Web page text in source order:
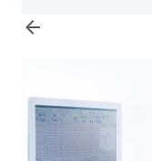
arrow_back